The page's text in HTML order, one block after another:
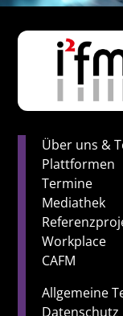
Über uns &
Plattformen
Termine
Mediathek
Workplace
CAFM
Allgemeine
Datenschutz